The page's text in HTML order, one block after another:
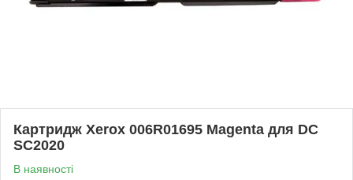
Картридж Xerox 006R01695 Magenta для DC
SC2020
В наявності